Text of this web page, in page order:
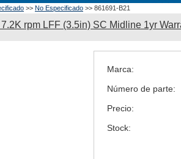
>> No Especificado >> 861691-B21
rpm LFF (3.5in) SC Midline 1yr
Marca:
Número de parte:
Precio:
Stock: